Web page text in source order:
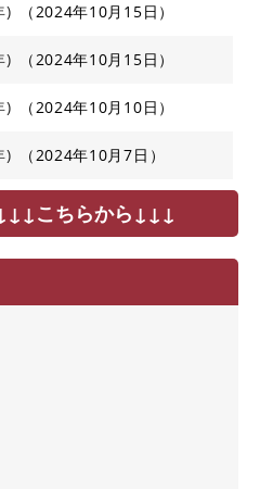
) 2024年10月15日
) 2024年10月15日
) 2024年10月10日
) 2024年10月7日
こちらから↓↓↓